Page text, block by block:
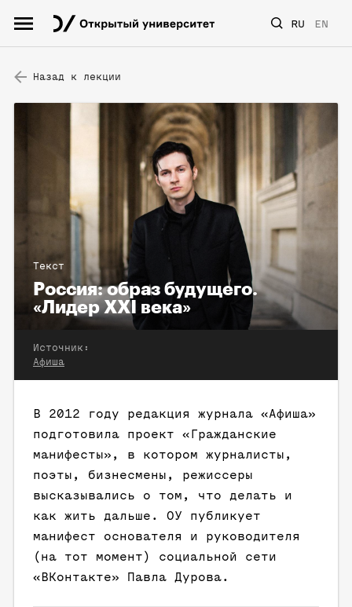
RU EN
Назад к лекции
Текст
Россия: образ будущего.
«Лидер ХХI века»
Источник:
Афиша
В 2012 году редакция журнала «Афиша»
подготовила проект «Гражданские
манифесты», в котором журналисты,
поэты, бизнесмены, режиссеры
высказывались о том, что делать и
как жить дальше. ОУ публикует
манифест основателя и руководителя
(на тот момент) социальной сети
«ВКонтакте» Павла Дурова.